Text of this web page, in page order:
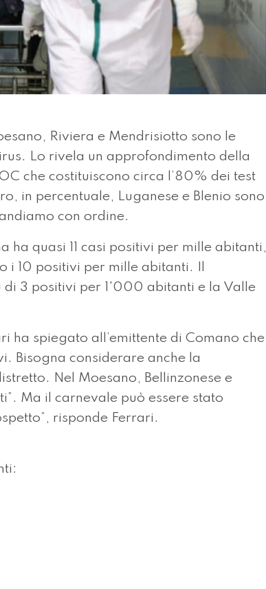
Riviera e Mendrisiotto sono le
Lo rivela un approfondimento della
che costituiscono circa l’80% dei test
in percentuale, Luganese e Blenio sono
con ordine.
ha quasi 11 casi positivi per mille abitanti,
i 10 positivi per mille abitanti. Il
di 3 positivi per 1'000 abitanti e la Valle
ha spiegato all’emittente di Comano che
Bisogna considerare anche la
Nel Moesano, Bellinzonese e
Ma il carnevale può essere stato
risponde Ferrari.